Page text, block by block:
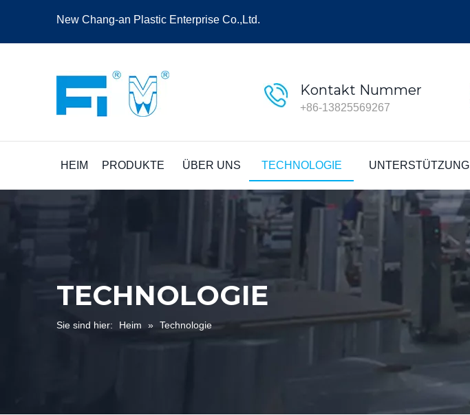
New Chang-an Plastic Enterprise Co.,Ltd.
Kontakt Nummer
+86-13825569267
HEIM PRODUKTE ÜBER UNS TECHNOLOGIE UNTERSTÜTZUNG
TECHNOLOGIE
Sie sind hier: Heim » Technologie